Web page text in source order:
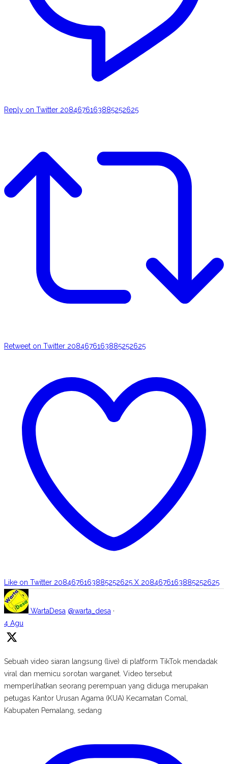
Reply on Twitter 2084676163885252625
Retweet on Twitter 2084676163885252625
Like on Twitter 2084676163885252625 X 2084676163885252625
WartaDesa @warta_desa ·
4 Agu
Sebuah video siaran langsung (live) di platform TikTok mendadak
viral dan memicu sorotan warganet. Video tersebut
memperlihatkan seorang perempuan yang diduga merupakan
petugas Kantor Urusan Agama (KUA) Kecamatan Comal,
Kabupaten Pemalang, sedang